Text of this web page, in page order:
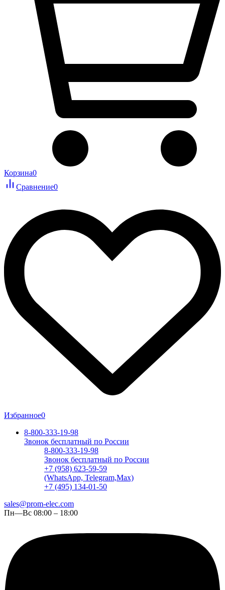
Корзина0
Сравнение0
Избранное0
8-800-333-19-98
Звонок бесплатный по России
8-800-333-19-98
Звонок бесплатный по России
+7 (958) 623-59-59
(WhatsApp, Telegram,Max)
+7 (495) 134-01-50
sales@prom-elec.com
Пн—Вс 08:00 – 18:00